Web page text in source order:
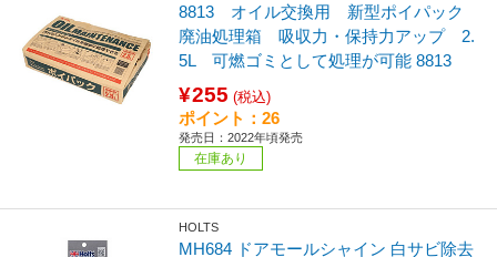
8813 オイル交換用 新型ポイパック
廃油処理箱 吸収力・保持力アップ 2.
5L 可燃ゴミとして処理が可能 8813
¥255 (税込)
ポイント：26
発売日：2022年頃発売
在庫あり
HOLTS
MH684 ドアモールシャイン 白サビ除去